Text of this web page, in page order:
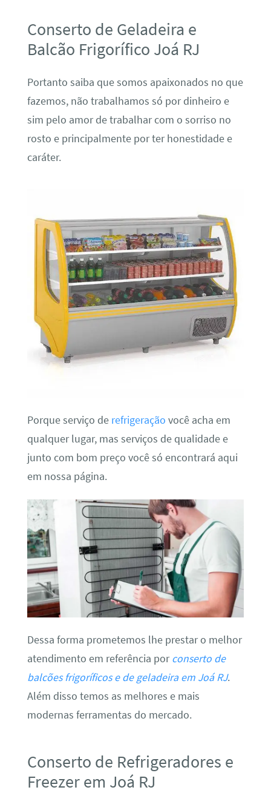
Conserto de Geladeira e
Balcão Frigorífico Joá RJ
Portanto saiba que somos apaixonados no que
fazemos, não trabalhamos só por dinheiro e
sim pelo amor de trabalhar com o sorriso no
rosto e principalmente por ter honestidade e
caráter.
Porque serviço de refrigeração você acha em
qualquer lugar, mas serviços de qualidade e
junto com bom preço você só encontrará aqui
em nossa página.
Dessa forma prometemos lhe prestar o melhor
atendimento em referência porconserto de
balcões frigoríficos e de geladeira em Joá RJ.
Além disso temos as melhores e mais
modernas ferramentas do mercado.
Conserto de Refrigeradores e
Freezer em Joá RJ